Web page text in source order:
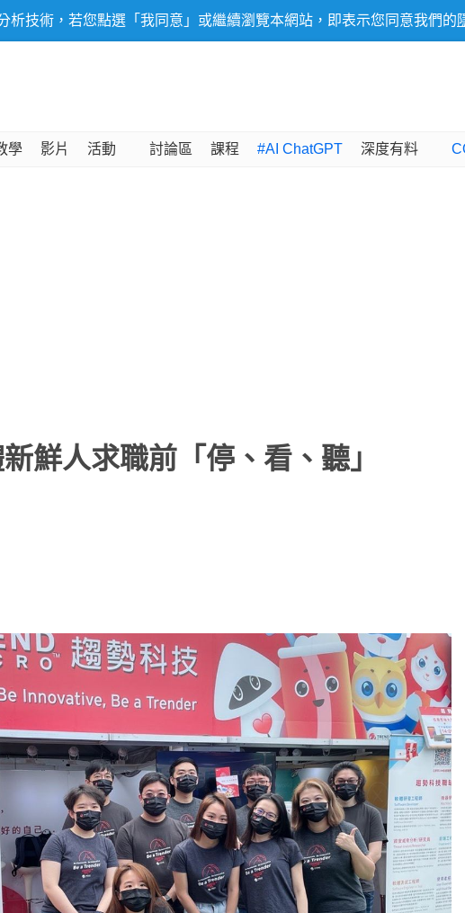
析技術，若您點選「我同意」或繼續瀏覽本網站，即表示您同意我們的
學 影片 活動 討論區 課程 #AI ChatGPT 深度有料
鮮人求職前「停、看、聽」